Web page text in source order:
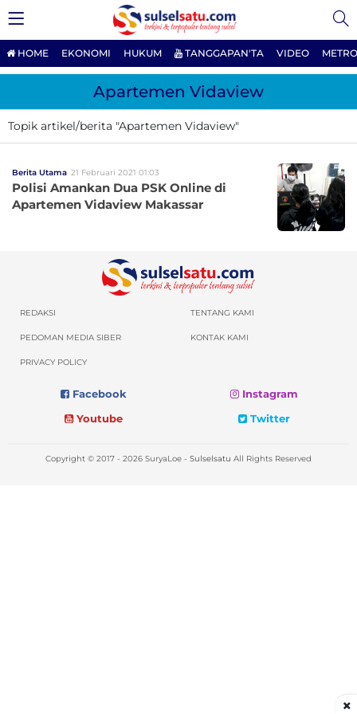
HOME EKONOMI HUKUM TANGGAPAN'TA VIDEO
Apartemen Vidaview
Topik artikel/berita "Apartemen Vidaview"
Berita Utama 21 Februari 2021 01:03
Polisi Amankan Dua PSK Online di
Apartemen Vidaview Makassar
REDAKSI TENTANG KAMI
PEDOMAN MEDIA SIBER KONTAK KAMI
PRIVACY POLICY
Facebook
Instagram
Youtube
Twitter
Copyright © 2017 - 2026 SuryaLoe - Sulselsatu All Rights Reserved
×